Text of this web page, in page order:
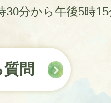
30分から午後5時
問